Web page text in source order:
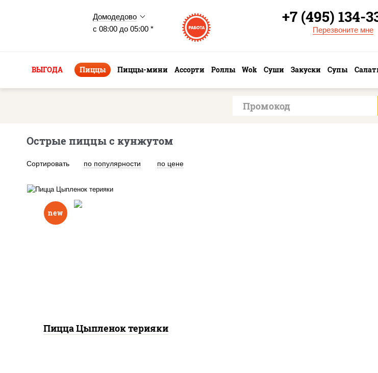
Домодедово
с 08:00 до 05:00 *
+7 (495) 134-
Перезвоните мне
ВЫГОДА Пиццы Пиццы-мини Ассорти Роллы Wok Суши Закуски Супы
Острые пиццы с кунжутом
Сортировать по популярности по цене
new
соус "спайс" (майонез соус
Пицца Цыпленок терияки